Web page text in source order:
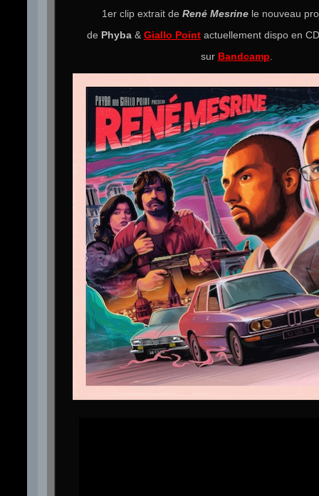
1er clip extrait de René Mesrinele nouveau
de Phyba& Giallo Pointactuellement dispo en
sur Bandcamp